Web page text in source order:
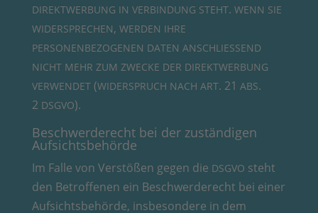
DIREKTWERBUNG IN VERBINDUNG STEHT. WENN SIE
WIDERSPRECHEN, WERDEN IHRE
PERSONENBEZOGENEN DATEN ANSCHLIESSEND
NICHT MEHR ZUM ZWECKE DER DIREKTWERBUNG
VERWENDET(WIDERSPRUCH NACH ART. 21 ABS.
2 DSGVO).
Beschwerde­recht bei der zuständigen
Aufsichtsbehörde
Im Falle von Verstößen gegen die DSGVO steht
den Betroffenen ein Beschwerderecht bei einer
Aufsichtsbehörde, insbesondere in dem